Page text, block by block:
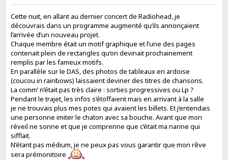
Cette nuit, en allant au dernier concert de Radiohead, je
découvrais dans un programme augmenté qu’ils annonçaient
l’arrivée d’un nouveau projet.
Chaque membre était un motif graphique et l’une des pages
contenait plein de rectangles qu’on devinait prochainement
remplis par les fameux motifs.
En parallèle sur le DAS, des photos de tableaux en ardoise
(coucou in rainbows) laissaient deviner des titres de chansons.
La comm’ n’était pas très claire : sorties progressives ou Lp ?
Pendant le trajet, les infos s’étoffaient mais en arrivant à la salle
je ne trouvais plus mes potes qui avaient les billets. Et j’entendais
une personne imiter le chaton avec sa bouche. Avant que mon
réveil ne sonne et que je comprenne que c’était ma narine qui
sifflait.
N’étant pas médium, je ne peux pas vous garantir que mon rêve
sera prémonitoire